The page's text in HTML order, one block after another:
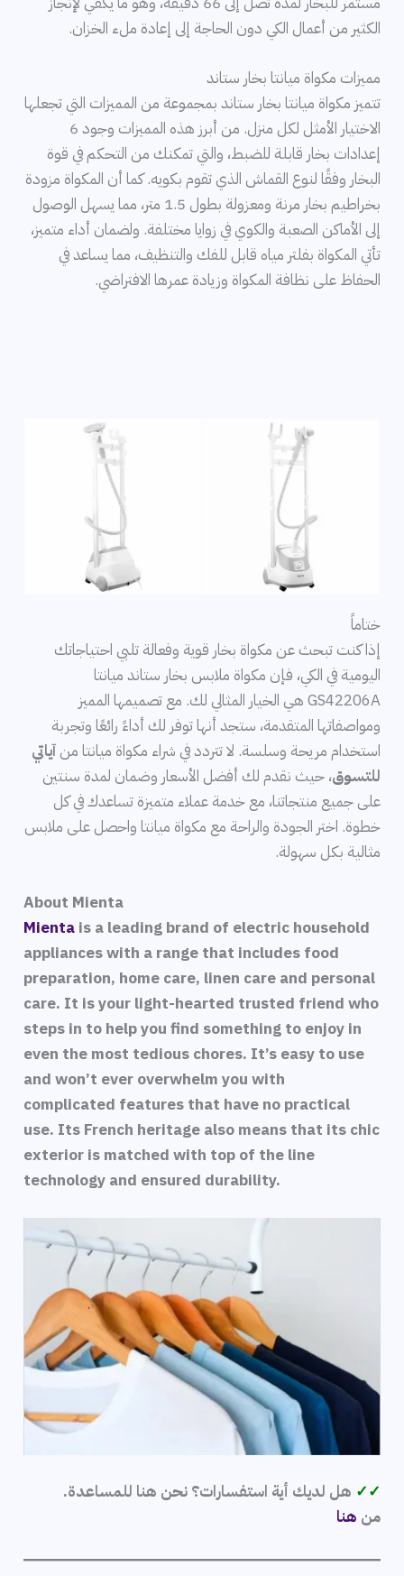
الكثير من أعمال الكي دون الحاجة إلى إعادة ملء الخزان.
مميزات مكواة ميانتا بخار ستاند
تتميز مكواة ميانتا بخار ستاند بمجموعة من المميزات التي تجعلها
الاختيار الأمثل لكل منزل. من أبرز هذه المميزات وجود 6
إعدادات بخار قابلة للضبط، والتي تمكنك من التحكم في قوة
البخار وفقًا لنوع القماش الذي تقوم بكويه. كما أن المكواة مزودة
بخراطيم بخار مرنة ومعزولة بطول 1.5 متر، مما يسهل الوصول
إلى الأماكن الصعبة والكوي في زوايا مختلفة. ولضمان أداء متميز،
تأتي المكواة بفلتر مياه قابل للفك والتنظيف، مما يساعد في
الحفاظ على نظافة المكواة وزيادة عمرها الافتراضي.
ختاماً
إذا كنت تبحث عن مكواة بخار قوية وفعالة تلبي احتياجاتك
اليومية في الكي، فإن مكواة ملابس بخار ستاند ميانتا
GS42206A هي الخيار المثالي لك. مع تصميمها المميز
ومواصفاتها المتقدمة، ستجد أنها توفر لك أداءً رائعًا وتجربة
استخدام مريحة وسلسة. لا تتردد في شراء مكواة ميانتا منآياتي
للتسوق، حيث نقدم لك أفضل الأسعار وضمان لمدة سنتين
على جميع منتجاتنا، مع خدمة عملاء متميزة تساعدك في كل
خطوة. اختر الجودة والراحة مع مكواة ميانتا واحصل على ملابس
مثالية بكل سهولة.
About Mienta
Mienta is a leading brand of electric household
appliances with a range that includes food
preparation, home care, linen care and personal
care. It is your light-hearted trusted friend who
steps in to help you find something to enjoy in
even the most tedious chores. It’s easy to use
and won’t ever overwhelm you with
complicated features that have no practical
use. Its French heritage also means that its chic
exterior is matched with top of the line
technology and ensured durability.
✓✓ هل لديك أية استفسارات؟ نحن هنا للمساعدة.
من هنا